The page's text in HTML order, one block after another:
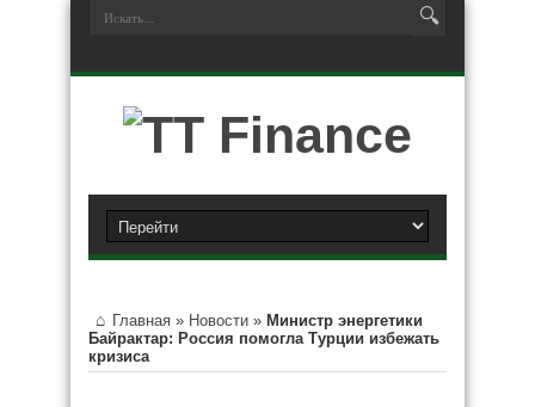
Главная » Новости » Министр энергетики
Байрактар: Россия помогла Турции избежать
кризиса